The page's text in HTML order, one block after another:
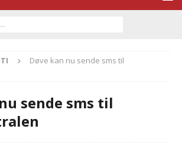
Døve kan nu sende sms til
sende sms til